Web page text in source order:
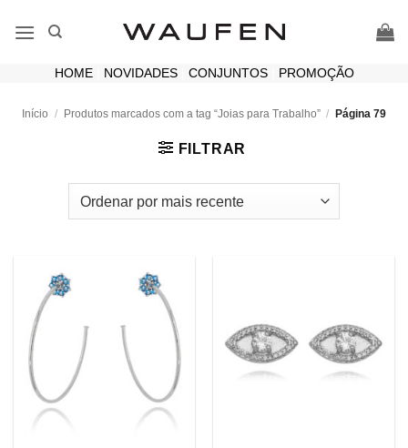
HOME| NOVIDADES| CONJUNTOS| PROMOÇÃO
Início / Produtos marcados com a tag “Joias para Trabalho” / Página 79
FILTRAR